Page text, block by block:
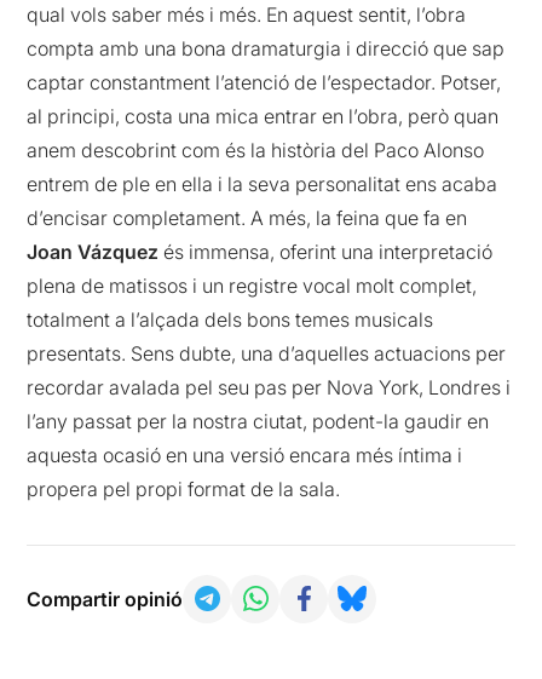
qual vols saber més i més. En aquest sentit, l’obra
compta amb una bona dramaturgia i direcció que sap
captar constantment l’atenció de l’espectador. Potser,
al principi, costa una mica entrar en l’obra, però quan
anem descobrint com és la història del Paco Alonso
entrem de ple en ella i la seva personalitat ens acaba
d’encisar completament. A més, la feina que fa en
Joan Vázquez és immensa, oferint una interpretació
plena de matissos i un registre vocal molt complet,
totalment a l’alçada dels bons temes musicals
presentats. Sens dubte, una d’aquelles actuacions per
recordar avalada pel seu pas per Nova York, Londres i
l’any passat per la nostra ciutat, podent-la gaudir en
aquesta ocasió en una versió encara més íntima i
propera pel propi format de la sala.
Compartir opinió